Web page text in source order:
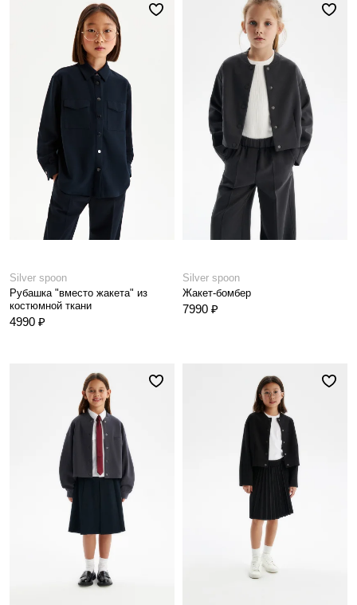
Silver spoon
Рубашка "вместо жакета" из
костюмной ткани
4990 ₽
Silver spoon
Жакет-бомбер
7990 ₽